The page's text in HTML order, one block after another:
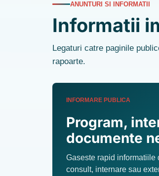
ANUNTURI SI INFORMATII
Informatii
Legaturi catre paginile
rapoarte.
INFORMARE PUBLICA
Program,
documente
Gaseste rapid informatiile
consult, internare sau